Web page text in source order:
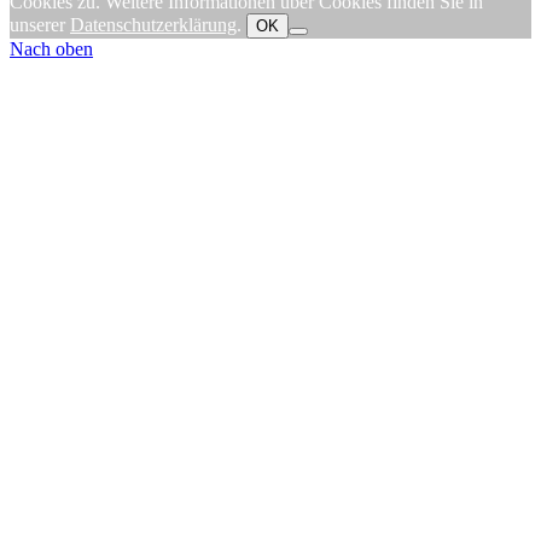
unserer Datenschutzerklärung. OK
Nach oben